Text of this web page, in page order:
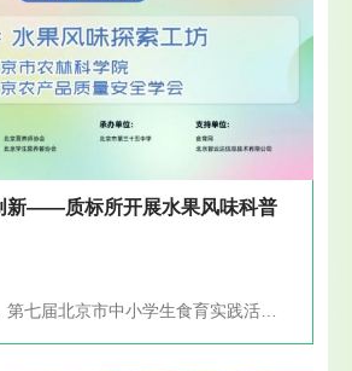
新——质标所开展水果风味科普